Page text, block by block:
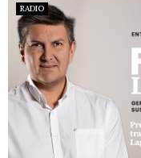
RADIO